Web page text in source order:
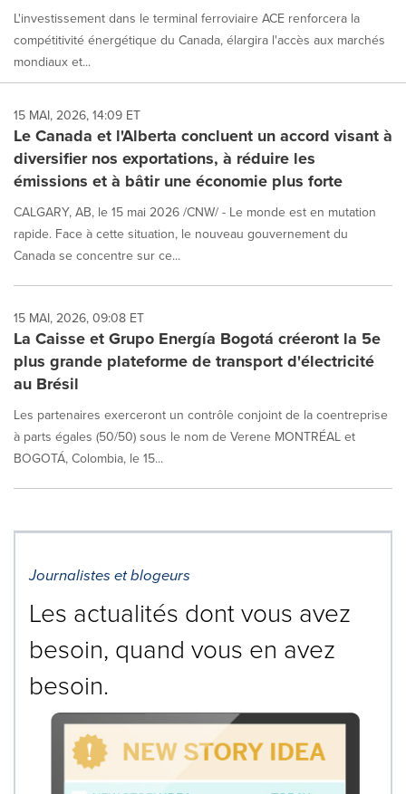
L'investissement dans le terminal ferroviaire ACE renforcera la
compétitivité énergétique du Canada, élargira l'accès aux marchés
mondiaux et...
15 MAI, 2026, 14:09 ET
Le Canada et l'Alberta concluent un accord visant à
diversifier nos exportations, à réduire les
émissions et à bâtir une économie plus forte
CALGARY, AB, le 15 mai 2026 /CNW/ - Le monde est en mutation
rapide. Face à cette situation, le nouveau gouvernement du
Canada se concentre sur ce...
15 MAI, 2026, 09:08 ET
La Caisse et Grupo Energía Bogotá créeront la 5e
plus grande plateforme de transport d'électricité
au Brésil
Les partenaires exerceront un contrôle conjoint de la coentreprise
à parts égales (50/50) sous le nom de Verene MONTRÉAL et
BOGOTÁ, Colombia, le 15...
Journalistes et blogeurs
Les actualités dont vous avez
besoin, quand vous en avez
besoin.